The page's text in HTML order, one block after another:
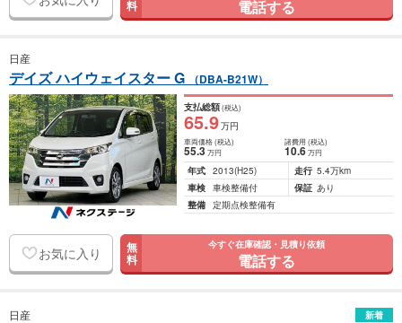
料 電話する
日産
デイズ ハイウェイスター G （DBA-B21W）
支払総額(税込)
65.9万円
車両価格(税込)
55.3万円
諸費用 (税込)
10.6 万円
年式 2013(H25) 走行 5.4万km
車検 車検整備付 保証 あり
整備 定期点検整備有
お気に入り 無
料
今すぐ在庫確認・見積り依頼
電話する
日産 新着